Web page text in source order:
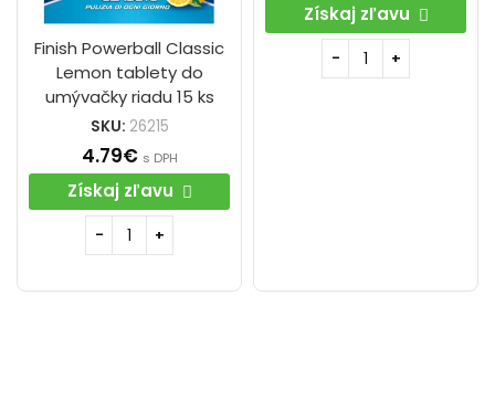
Finish Powerball Classic
Lemon tablety do
umývačky riadu 15 ks
SKU: 26215
4.79€ s DPH
Získaj zľavu
Získaj zľavu